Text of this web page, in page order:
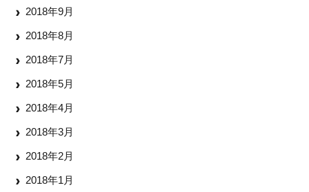
2018年9月
2018年8月
2018年7月
2018年5月
2018年4月
2018年3月
2018年2月
2018年1月